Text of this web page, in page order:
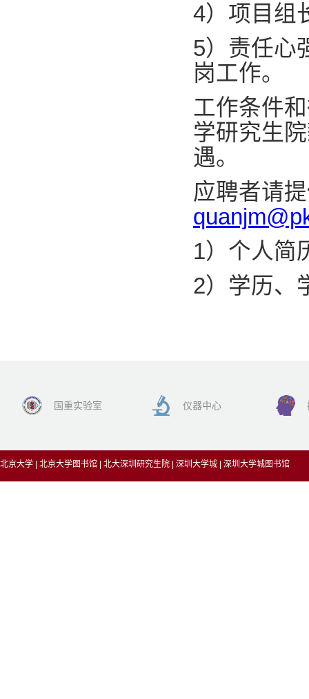
4）项目组
5）责任心
岗工作。
工作条件
学研究生
遇。
应聘者请
1）个人简
2）学历、
国重实验室 仪器中心
北京大学 北京大学图书馆 北大深圳研究生院 深圳大学城 深圳大学城图书馆